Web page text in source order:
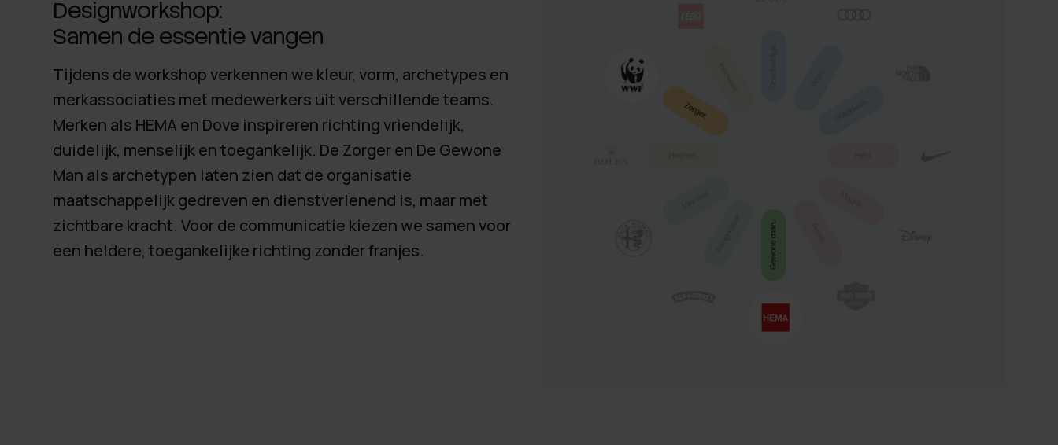
Designworkshop:
Samen de essentie vangen
Tijdens de workshop verkennen we kleur, vorm, archetypes en
merkassociaties met medewerkers uit verschillende teams.
Merken als HEMA en Dove inspireren richting vriendelijk,
duidelijk, menselijk en toegankelijk. De Zorger en De Gewone
Man als archetypen laten zien dat de organisatie
maatschappelijk gedreven en dienstverlenend is, maar met
zichtbare kracht. Voor de communicatie kiezen we samen voor
een heldere, toegankelijke richting zonder franjes.